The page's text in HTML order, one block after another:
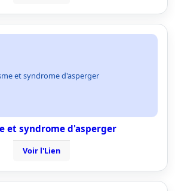
et syndrome d'asperger
et syndrome d'asperger
Voir l'Lien